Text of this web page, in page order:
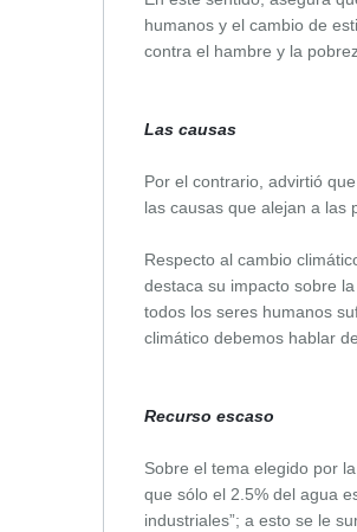
humanos y el cambio de
contra el hambre y la
Las causas
Por el contrario, advirtió
las causas que alejan a las
Respecto al cambio
destaca su impacto sobre
todos los seres humanos
climático debemos hablar
Recurso escaso
Sobre el tema elegido por
que sólo el 2.5% del agua
industriales”; a esto se le